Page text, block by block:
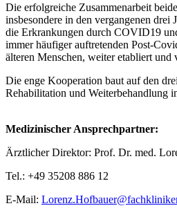
Die erfolgreiche Zusammenarbeit
insbesondere in den vergangenen
die Erkrankungen durch COVID19
immer häufiger auftretenden Post-
älteren Menschen, weiter etabliert und
Die enge Kooperation baut auf den
Rehabilitation und Weiterbehandlung
Medizinischer Ansprechpartner:
Ärztlicher Direktor: Prof. Dr. med.
Tel.: +49 35208 886 12
E-Mail: